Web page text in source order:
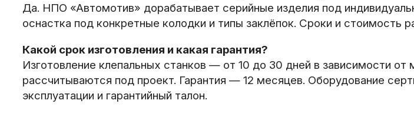
Да. НПО «Автомотив» дорабатывает серийные изделия под
оснастка под конкретные колодки и типы заклёпок. Сроки и стоимость
Какой срок изготовления и какая гарантия?
Изготовление клепальных станков — от 10 до 30 дней в зависимости
рассчитываются под проект. Гарантия — 12 месяцев. Оборудование
эксплуатации и гарантийный талон.